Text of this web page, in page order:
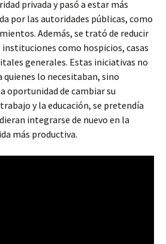
privada y pasó a estar más
por las autoridades públicas, como
Además, se trató de reducir
como hospicios, casas
generales. Estas iniciativas no
quienes lo necesitaban, sino
oportunidad de cambiar su
y la educación, se pretendía
integrarse de nuevo en la
más productiva.